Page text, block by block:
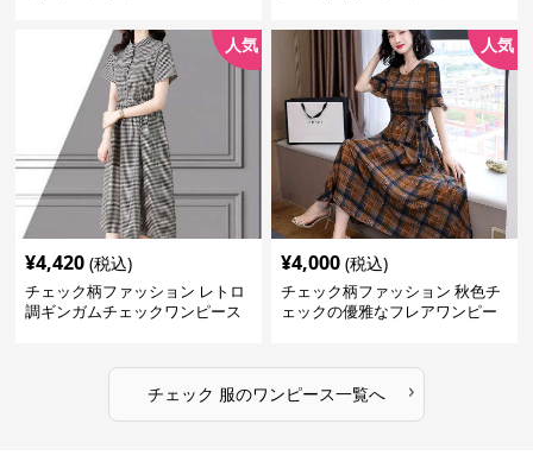
人気
¥4,420 (税込)
チェック柄ファッション レトロ
調ギンガムチェックワンピース
人気
¥4,000 (税込)
チェック柄ファッション 秋色チ
ェックの優雅なフレアワンピー
チェック 服のワンピース一覧へ ›